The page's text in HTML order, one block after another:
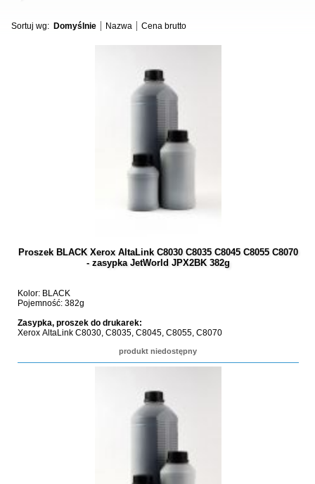
Sortuj wg: Domyślnie Nazwa Cena brutto
Proszek BLACK Xerox AltaLink C8030 C8035 C8045 C8055 C8070
- zasypka JetWorld JPX2BK 382g
Kolor: BLACK
Pojemność: 382g
Zasypka, proszek do drukarek:
Xerox AltaLink C8030, C8035, C8045, C8055, C8070
produkt niedostępny